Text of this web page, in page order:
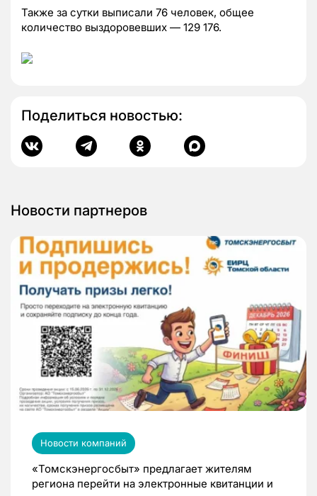
Также за сутки выписали 76 человек, общее
количество выздоровевших — 129 176.
Поделиться новостью:
Новости партнеров
Новости компаний
«Томскэнергосбыт» предлагает жителям
региона перейти на электронные квитанции и